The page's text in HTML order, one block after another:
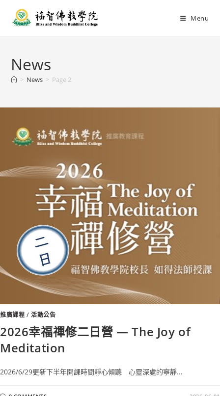
Menu
News
> News > Page 2
推廣課程 /活動公告
2026幸福禪修二日營 — The Joy of
Meditation
2026/6/29更新下半年開課時間靜心傾聽 心靈深處的寧靜...